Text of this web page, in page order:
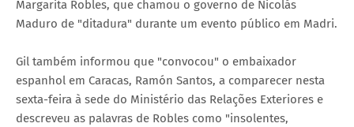
Margarita Robles, que chamou o governo de Nicolás
Maduro de "ditadura" durante um evento público em Madri.
Gil também informou que "convocou" o embaixador
espanhol em Caracas, Ramón Santos, a comparecer nesta
sexta-feira à sede do Ministério das Relações Exteriores e
descreveu as palavras de Robles como "insolentes,